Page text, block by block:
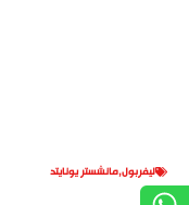
ليفربول,مانشستر يونايتد